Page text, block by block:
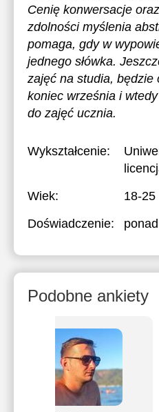
Cenię konwersacje
zdolności myślenia
pomaga, gdy w
jednego słówka.
zajęć na studia, będzie
koniec września i
do zajęć ucznia.
Wykształcenie:
Wiek:
18-25
Doświadczenie:
Podobne ankiety